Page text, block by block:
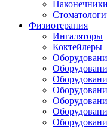
Физиотерапия
Ингаляторы
Коктейлеры